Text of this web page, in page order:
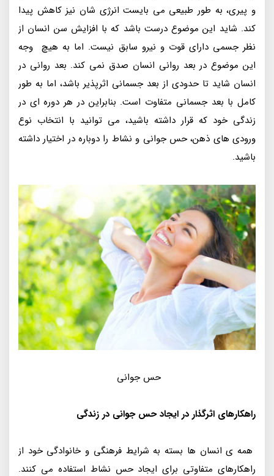
و پیری، به طور طبیعی می بایست انرژی شان نیز کاهش پیدا
کند. شاید این موضوع درست باشد که با افزایش سن انسان از
نظر جسمی دارای قوت و نیرو سابق نیست. اما به هیچ وجه
این موضوع در بعد روانی انسان صدق نمی کند. بعد روانی در
انسان شاید تا حدودی از بعد جسمانی اثرپذیر باشد، اما به طور
کامل با بعد جسمانی متفاوت است. بنابراین در هر دوره ای در
زندگی خود که قرار داشته باشید، می توانید با انتخاب نوع
ورودی های ذهن، حس جوانی و نشاط را دوباره در اختیار داشته
باشید.
حس جوانی
راهکارهای اثرگذار در ایجاد حس جوانی در زندگی
همه ی انسان ها بسته به شرایط فرهنگی و خانوادگی خود از
راهکارهای متفاوتی برای ایجاد حس نشاط استفاده می کنند.